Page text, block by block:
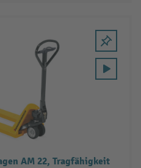
AM 22, Tragfähigkeit